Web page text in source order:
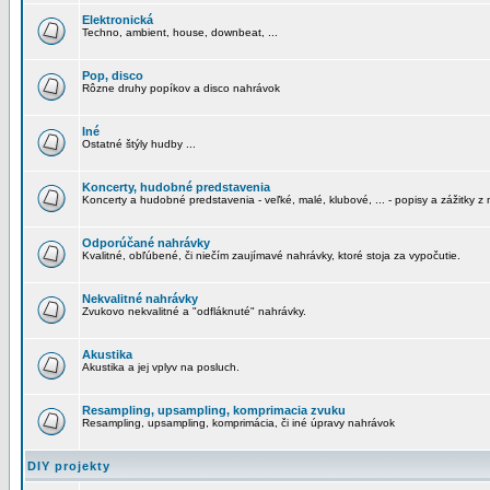
Elektronická
Techno, ambient, house, downbeat, ...
Pop, disco
Rôzne druhy popíkov a disco nahrávok
Iné
Ostatné štýly hudby ...
Koncerty, hudobné predstavenia
Koncerty a hudobné predstavenia - veľké, malé, klubové, ... - popisy a zážitky z
Odporúčané nahrávky
Kvalitné, obľúbené, či niečím zaujímavé nahrávky, ktoré stoja za vypočutie.
Nekvalitné nahrávky
Zvukovo nekvalitné a "odfláknuté" nahrávky.
Akustika
Akustika a jej vplyv na posluch.
Resampling, upsampling, komprimacia zvuku
Resampling, upsampling, komprimácia, či iné úpravy nahrávok
DIY projekty